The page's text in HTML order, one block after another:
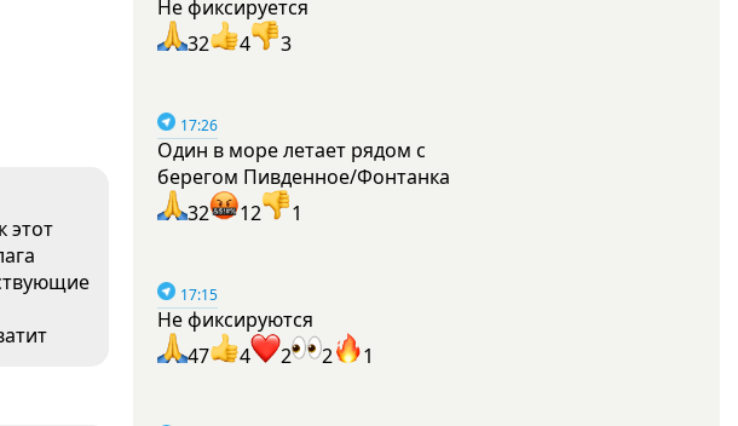
этот
Не фиксируется
32
4 3
17:26
Один в море летает рядом с
берегом Пивденное/Фонтанка
32
12 1
17:15
Не фиксируются
47
4 2 2 1